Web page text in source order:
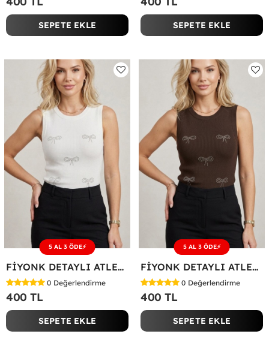
SEPETE EKLE SEPETE EKLE
5 AL 3 ÖDE⚡
FİYONK DETAYLI ATLET Beyaz
0 Değerlendirme
400 TL
SEPETE EKLE
5 AL 3 ÖDE⚡
FİYONK DETAYLI ATLET Acı Kahve
0 Değerlendirme
400 TL
SEPETE EKLE